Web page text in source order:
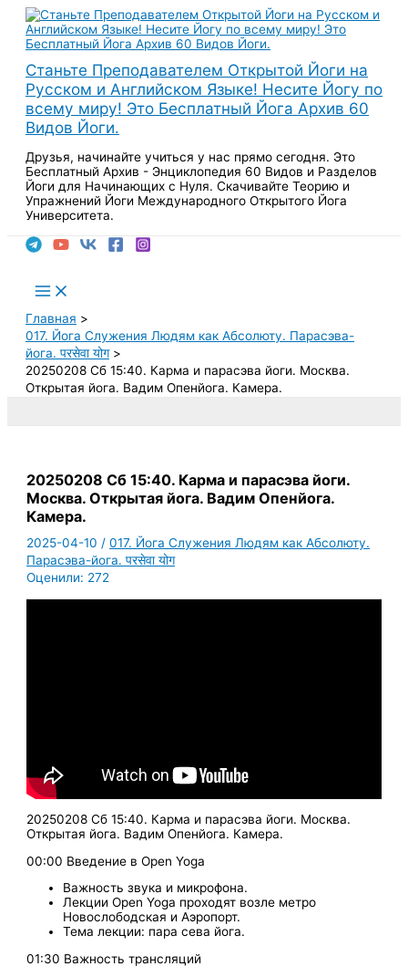
Перейти
содержимому
Станьте Преподавателем Открытой Йоги на
Русском и Английском Языке! Несите Йогу по
всему миру! Это Бесплатный Йога Архив 60
Видов Йоги.
Друзья, начинайте учиться у нас прямо сегодня. Это
Бесплатный Архив - Энциклопедия 60 Видов и Разделов
Йоги для Начинающих с Нуля. Скачивайте Теорию и
Упражнений Йоги Международного Открытого Йога
Университета.
Main
Menu
Главная
017. Йога Служения Людям как Абсолюту. Парасэва-
йога. परसेवा योग
20250208 Сб 15:40. Карма и парасэва йоги. Москва.
Открытая йога. Вадим Опенйога. Камера.
20250208 Сб 15:40. Карма и парасэва йоги.
Москва. Открытая йога. Вадим Опенйога.
Камера.
2025-04-10/017. Йога Служения Людям как Абсолюту.
Парасэва-йога. परसेवा योग
Оценили: 272
20250208 Сб 15:40. Карма и парасэва йоги. Москва.
Открытая йога. Вадим Опенйога. Камера.
00:00 Введение в Open Yoga
Важность звука и микрофона.
Лекции Open Yoga проходят возле метро
Новослободская и Аэропорт.
Тема лекции: пара сева йога.
01:30 Важность трансляций